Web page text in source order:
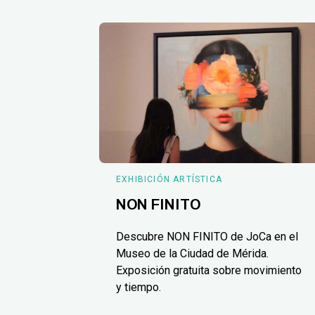
EXHIBICIÓN ARTÍSTICA
NON FINITO
Descubre NON FINITO de JoCa en el
Museo de la Ciudad de Mérida.
Exposición gratuita sobre movimiento
y tiempo.